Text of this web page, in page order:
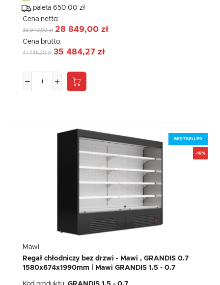
paleta 650.00 zł
Cena netto:
33 940,00 zł 28 849,00 zł
Cena brutto:
41 746,20 zł 35 484,27 zł
BESTSELLER
-15%
Mawi
Regał chłodniczy bez drzwi - Mawi , GRANDIS 0.7
1580x674x1990mm | Mawi GRANDIS 1.5 - 0.7
mediów społecznościowych.